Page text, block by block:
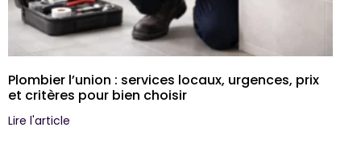
Plombier l’union : services locaux, urgences, prix
et critères pour bien choisir
Lire l'article